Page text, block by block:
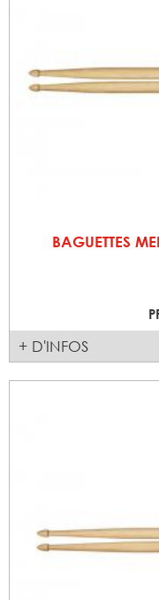
BAGUETTES
+ D'INFOS